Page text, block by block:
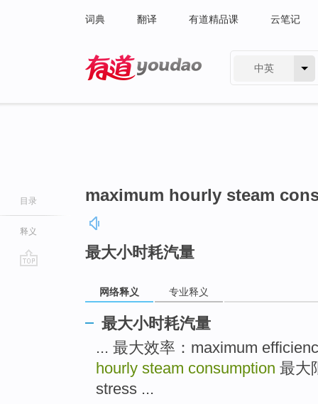
词典 翻译 有道精品课 云笔记
中英
目录
释义
maximum hourly steam
最大小时耗汽量
网络释义 专业释义
最大小时耗汽量
... 最大效率：maximum
hourly steam consumption 最大
stress ...